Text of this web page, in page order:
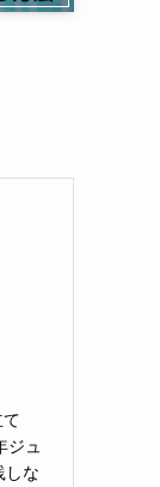
ジュ
しな